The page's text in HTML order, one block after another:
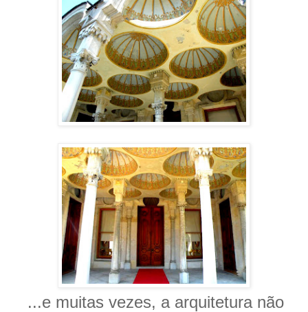
...e muitas vezes, a arquitetura não